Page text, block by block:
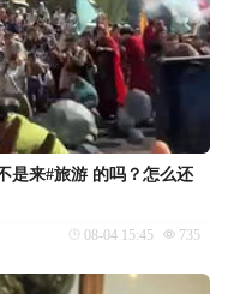
是来#旅游 的吗？怎么还
08-04 15:45 735